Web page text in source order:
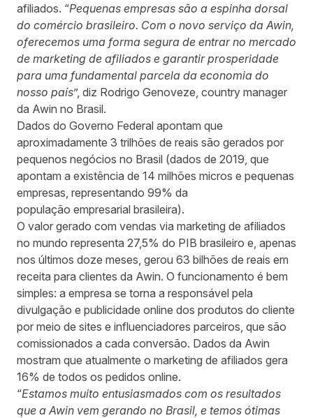
afiliados. “Pequenas empresas são a espinha dorsal
do comércio brasileiro. Com o novo serviço da Awin,
oferecemos uma forma segura de entrar no mercado
de marketing de afiliados e garantir prosperidade
para uma fundamental parcela da economia do
nosso país”, diz Rodrigo Genoveze, country manager
da Awin no Brasil.
Dados do Governo Federal apontam que
aproximadamente 3 trilhões de reais são gerados por
pequenos negócios no Brasil (dados de 2019, que
apontam a existência de 14 milhões micros e pequenas
empresas, representando 99% da
população empresarial brasileira).
O valor gerado com vendas via marketing de afiliados
no mundo representa 27,5% do PIB brasileiro e, apenas
nos últimos doze meses, gerou 63 bilhões de reais em
receita para clientes da Awin. O funcionamento é bem
simples: a empresa se torna a responsável pela
divulgação e publicidade online dos produtos do cliente
por meio de sites e influenciadores parceiros, que são
comissionados a cada conversão. Dados da Awin
mostram que atualmente o marketing de afiliados gera
16% de todos os pedidos online.
“Estamos muito entusiasmados com os resultados
que a Awin vem gerando no Brasil, e temos ótimas